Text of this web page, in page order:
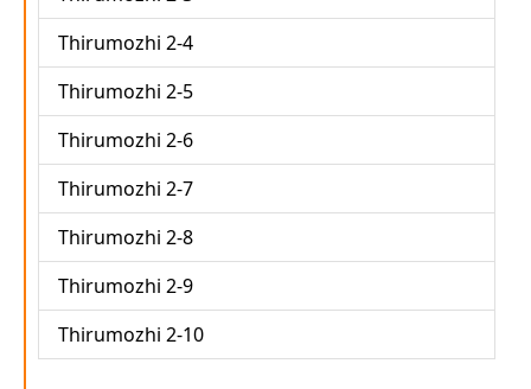
Thirumozhi 2-4
Thirumozhi 2-5
Thirumozhi 2-6
Thirumozhi 2-7
Thirumozhi 2-8
Thirumozhi 2-9
Thirumozhi 2-10